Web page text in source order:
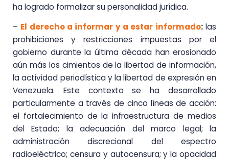
ha logrado formalizar su personalidad jurídica.
– El derecho a informar y a estar informado:las
prohibiciones y restricciones impuestas por el
gobierno durante la última década han erosionado
aún más los cimientos de la libertad de información,
la actividad periodística y la libertad de expresión en
Venezuela. Este contexto se ha desarrollado
particularmente a través de cinco líneas de acción:
el fortalecimiento de la infraestructura de medios
del Estado; la adecuación del marco legal; la
administración discrecional del espectro
radioeléctrico; censura y autocensura; y la opacidad